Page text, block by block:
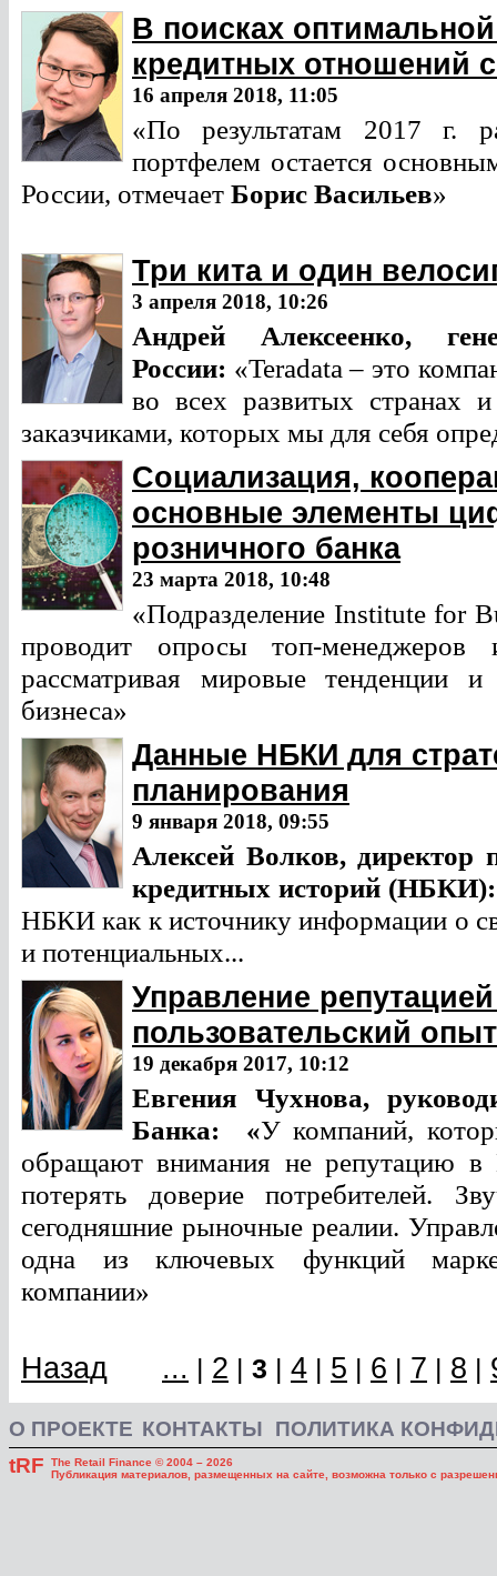
В поисках
кредитных отношений
16 апреля 2018, 11:05
«По результатам 2017 г.
портфелем остается
России, отмечает Борис Васильев»
Три кита и один
3 апреля 2018, 10:26
Андрей Алексеенко, г
России: «Teradata – это
во всех развитых странах
заказчиками, которых мы для себя
Социализация,
основные элементы
розничного банка
23 марта 2018, 10:48
«Подразделение Institute for
проводит опросы топ-менеджеров
рассматривая мировые тенденции
бизнеса»
Данные НБКИ для
планирования
9 января 2018, 09:55
Алексей Волков, директор
кредитных историй (НБКИ):
НБКИ как к источнику информации о
и потенциальных...
Управление
пользовательский опыт
19 декабря 2017, 10:12
Евгения Чухнова,
Банка: «У компаний,
обращают внимания не репутацию в
потерять доверие потребителей.
сегодняшние рыночные реалии.
одна из ключевых функций
компании»
Назад ... | 2 | 3 | 4 | 5 | 6 | 7 | 8 |
О ПРОЕКТЕ КОНТАКТЫ ПОЛИТИКА
The Retail Finance © 2004 – 2026
Публикация материалов, размещенных на сайте, возможна только с
tRF